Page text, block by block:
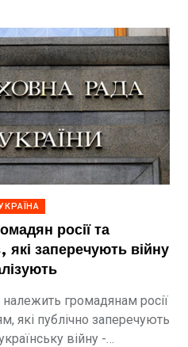
росії та
які заперечують війну
громадянам росії
які публічно заперечують
війну -